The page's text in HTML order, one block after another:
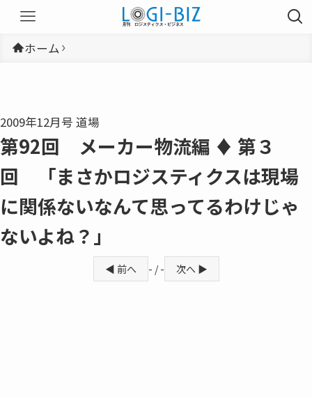
ホーム
2009年12月号 道場
第92回 メーカー物流編 ♦ 第３
回 「まさかロジスティクスは現場
に関係ないなんて思ってるわけじゃ
ないよね？」
◀ 前へ - / - 次へ ▶